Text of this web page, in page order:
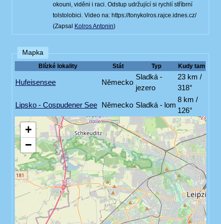
okouni, viděni i raci. Odstup udržující si rychlí stříbrní
tolstolobici. Video na: https://tonykolros.rajce.idnes.cz/
(Zapsal Kolros Antonin)
Mapka
Blízké lokality Stát Typ Kudy tam
Hufeisensee Německo
Sladká -
jezero
23 km /
318°
Lipsko - Cospudener See Německo Sladká - lom
8 km /
126°